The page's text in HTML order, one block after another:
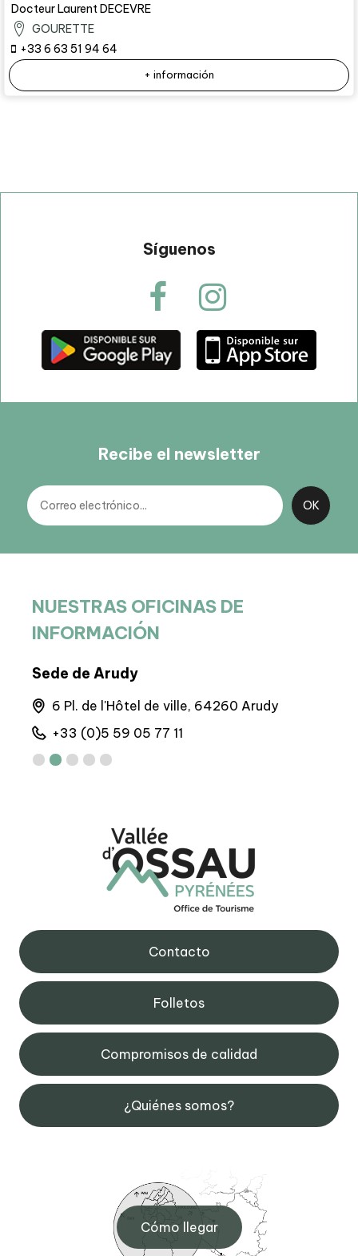
Docteur Laurent DECEVRE
GOURETTE
+33 6 63 51 94 64
+ información
Síguenos
Recibe el newsletter
NUESTRAS OFICINAS DE
INFORMACIÓN
Sede de Arudy
6 Pl. de l'Hôtel de ville, 64260 Arudy
+33 (0)5 59 05 77 11
Contacto
Folletos
Compromisos de calidad
¿Quiénes somos?
Cómo llegar